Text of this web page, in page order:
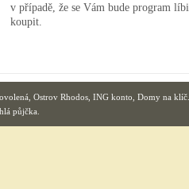
v případě, že se Vám bude program
koupit.
Ostrov Rhodos ING konto Domy na klíč
půjčka